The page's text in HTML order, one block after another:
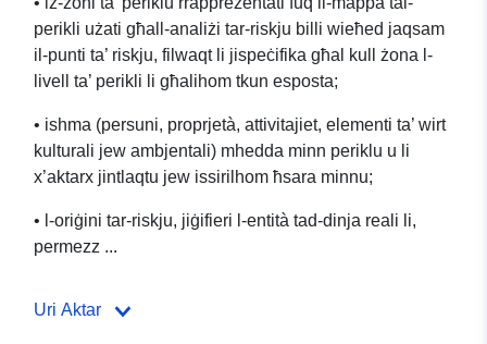
— Muniċipalità ta’ Puteaux
(92062) Is-Servizz ta’
Viżjoni tal-Mapep (WMS)
tas-sett ta’ data: Pjan
għall-Prevenzjoni tar-Riskji
Naturali tal-Moviment fuq
il-Post — Żona Regolatorja
perikli użati għall-analiżi tar-riskju billi wieħed jaqsam
il-punti ta’ riskju, filwaqt li jispeċifika għal kull żona l-
livell ta’ perikli li għalihom tkun esposta;
• ishma (persuni, proprjetà, attivitajiet, elementi ta’ wirt
kulturali jew ambjentali) mhedda minn periklu u li
x’aktarx jintlaqtu jew issirilhom ħsara minnu;
• l-oriġini tar-riskju, jiġifieri l-entità tad-dinja reali li,
permezz ...
Uri Aktar